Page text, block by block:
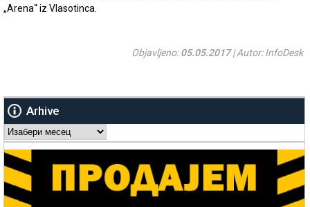
„Arena“ iz Vlasotinca.
Objavljeno:05.05.2017| Autor: InfoDesk
Arhive
Arhive